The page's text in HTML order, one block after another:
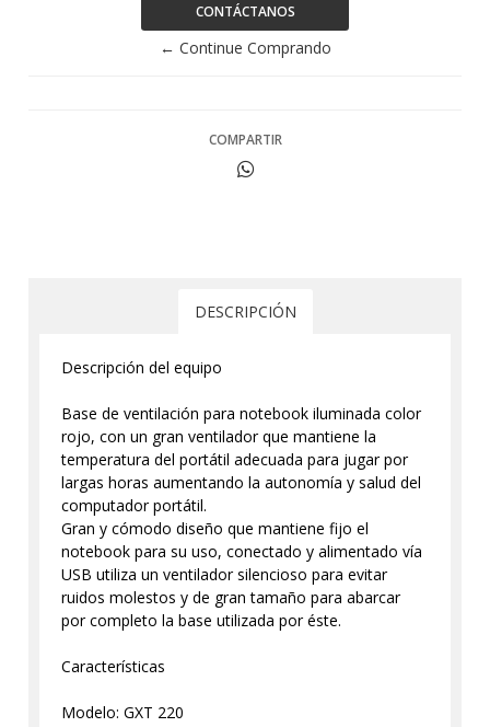
CONTÁCTANOS
← Continue Comprando
COMPARTIR
DESCRIPCIÓN
Descripción del equipo
Base de ventilación para notebook iluminada color
rojo, con un gran ventilador que mantiene la
temperatura del portátil adecuada para jugar por
largas horas aumentando la autonomía y salud del
computador portátil.
Gran y cómodo diseño que mantiene fijo el
notebook para su uso, conectado y alimentado vía
USB utiliza un ventilador silencioso para evitar
ruidos molestos y de gran tamaño para abarcar
por completo la base utilizada por éste.
Características
Modelo: GXT 220